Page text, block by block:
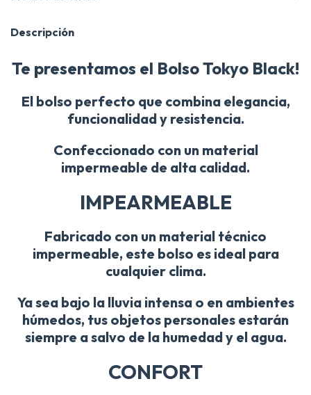
Descripción
Te presentamos el Bolso Tokyo Black!
El bolso perfecto que combina elegancia,
funcionalidad y resistencia.
Confeccionado con un material
impermeable de alta calidad.
IMPEARMEABLE
Fabricado con un material técnico
impermeable, este bolso es ideal para
cualquier clima.
Ya sea bajo la lluvia intensa o en ambientes
húmedos, tus objetos personales estarán
siempre a salvo de la humedad y el agua.
CONFORT